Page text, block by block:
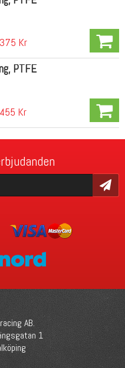
375 Kr
PTFE
455 Kr
Skicka
AB.
1